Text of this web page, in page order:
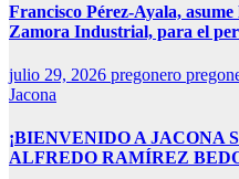
Francisco Pérez-Ayala,
Zamora Industrial, para el
julio 29, 2026 pregonero
Jacona
¡BIENVENIDO A JACONA
ALFREDO RAMÍREZ